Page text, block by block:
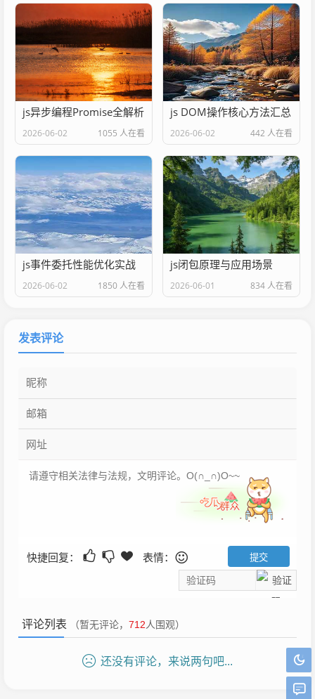
js异步编程Promise全解析
2026-06-02 1055 人在看
js DOM操作核心方法汇总
2026-06-02 442 人在看
js事件委托性能优化实战
2026-06-02 1850 人在看
js闭包原理与应用场景
2026-06-01 834 人在看
发表评论
快捷回复： 表情：
评论列表 （暂无评论， 712人围观）
还没有评论，来说两句吧...